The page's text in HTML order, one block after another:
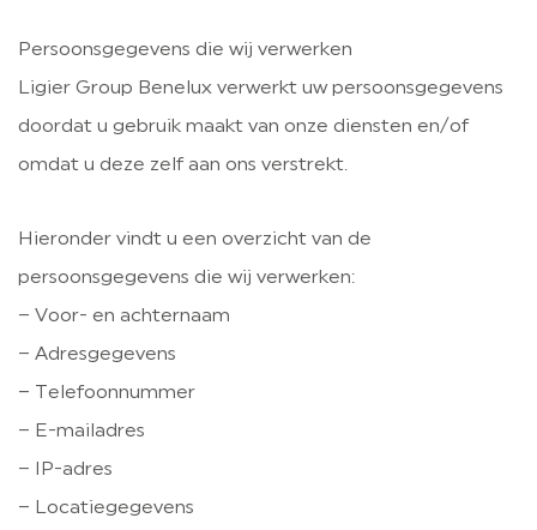
Persoonsgegevens die wij verwerken
Ligier Group Benelux verwerkt uw persoonsgegevens
doordat u gebruik maakt van onze diensten en/of
omdat u deze zelf aan ons verstrekt.
Hieronder vindt u een overzicht van de
persoonsgegevens die wij verwerken:
– Voor- en achternaam
– Adresgegevens
– Telefoonnummer
– E-mailadres
– IP-adres
– Locatiegegevens